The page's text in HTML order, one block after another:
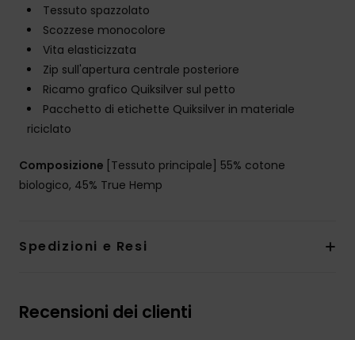
Tessuto spazzolato
Scozzese monocolore
Vita elasticizzata
Zip sull'apertura centrale posteriore
Ricamo grafico Quiksilver sul petto
Pacchetto di etichette Quiksilver in materiale
riciclato
Composizione [Tessuto principale] 55% cotone
biologico, 45% True Hemp
Spedizioni e Resi
Recensioni dei clienti